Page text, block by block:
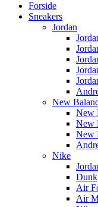
Forside
Sneakers
Jordan
New
New
New
New
Nike
Dunk
Air
Air